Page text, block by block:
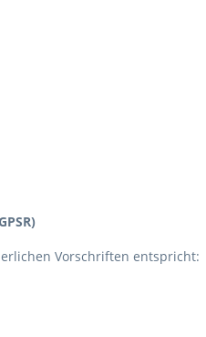
Vorschriften entspricht: